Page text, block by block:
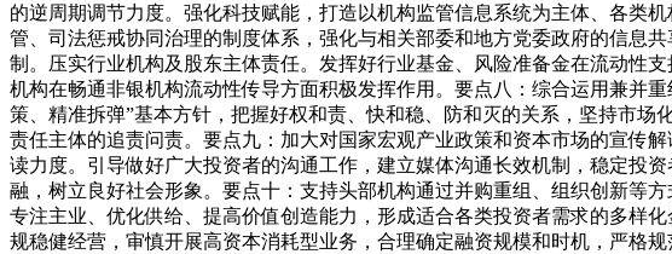
的逆周期调节力度。强化科技赋能，打造以机构监管信息系统为主体、各类
管、司法惩戒协同治理的制度体系，强化与相关部委和地方党委政府的信息
制。压实行业机构及股东主体责任。发挥好行业基金、风险准备金在流动性
机构在畅通非银机构流动性传导方面积极发挥作用。要点八：综合运用兼并
策、精准拆弹”基本方针，把握好权和责、快和稳、防和灭的关系，坚持市
责任主体的追责问责。要​​​​​​​点九：加大对国家宏观产业政策和资本市场的宣传
读力度。引导做好广大投资者的沟通工作，建立媒体沟通长效机制，稳定投
融，树立良好社会形象。要点十：支持头部机构通过并购重组、组织创新等
专注主业、优化供给、提高价值创造能力，形成适合各类投资者需求的多样
规稳健经营，审慎开展高资本消耗型业务，合理确定融资规模和时机，严格